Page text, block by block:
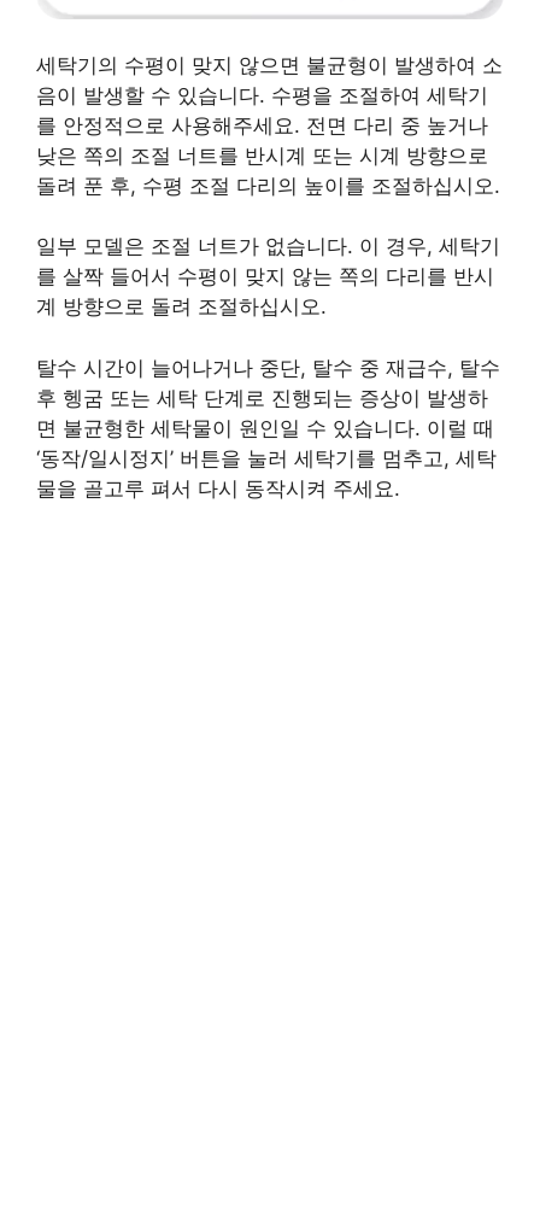
세탁기의 수평이 맞지 않으면 불균형이 발생하여 소
음이 발생할 수 있습니다. 수평을 조절하여 세탁기
를 안정적으로 사용해주세요. 전면 다리 중 높거나
낮은 쪽의 조절 너트를 반시계 또는 시계 방향으로
돌려 푼 후, 수평 조절 다리의 높이를 조절하십시오.
일부 모델은 조절 너트가 없습니다. 이 경우, 세탁기
를 살짝 들어서 수평이 맞지 않는 쪽의 다리를 반시
계 방향으로 돌려 조절하십시오.
탈수 시간이 늘어나거나 중단, 탈수 중 재급수, 탈수
후 헹굼 또는 세탁 단계로 진행되는 증상이 발생하
면 불균형한 세탁물이 원인일 수 있습니다. 이럴 때
‘동작/일시정지’ 버튼을 눌러 세탁기를 멈추고, 세탁
물을 골고루 펴서 다시 동작시켜 주세요.